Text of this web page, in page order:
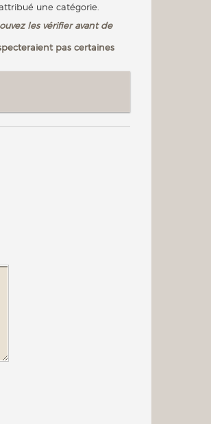
une catégorie.
les vérifier avant de
pas certaines